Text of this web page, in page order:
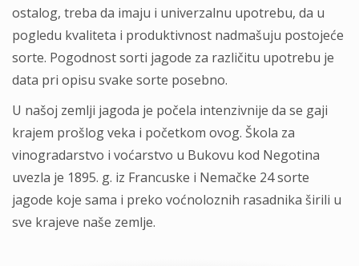
ostalog, treba da imaju i univerzalnu upotrebu, da u
pogledu kvaliteta i produktivnost nadmašuju postojeće
sorte. Pogodnost sorti jagode za različitu upotrebu je
data pri opisu svake sorte posebno.
U našoj zemlji jagoda je počela intenzivnije da se gaji
krajem prošlog veka i početkom ovog. Škola za
vinogradarstvo i voćarstvo u Bukovu kod Negotina
uvezla je 1895. g. iz Francuske i Nemačke 24 sorte
jagode koje sama i preko voćnoloznih rasadnika širili u
sve krajeve naše zemlje.